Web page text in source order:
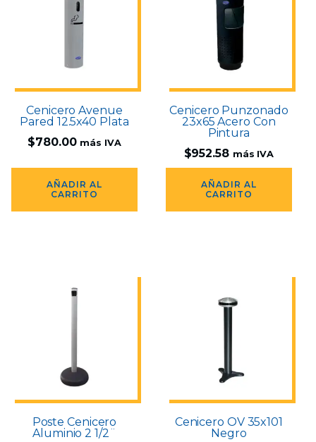
Cenicero Avenue
Pared 12.5x40 Plata
$780.00 más IVA
AÑADIR AL
CARRITO
Cenicero Punzonado
23x65 Acero Con
Pintura
$952.58 más IVA
AÑADIR AL
CARRITO
Poste Cenicero
Aluminio 2 1/2¨
Cenicero OV 35x101
Negro